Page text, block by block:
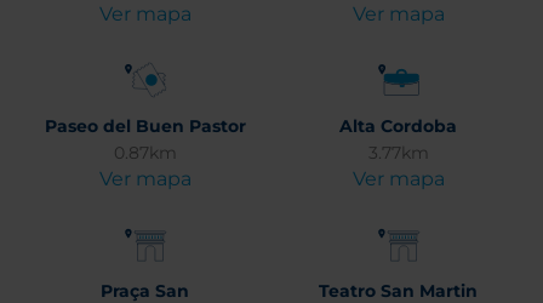
Ver mapa Ver mapa
Paseo del Buen Pastor
0.87km
Ver mapa
Alta Cordoba
3.77km
Ver mapa
Praça San
Teatro San Martin